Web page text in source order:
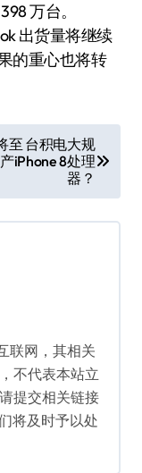
万台。
出货量将继续
的重心也将转
至 台积电大规
iPhone 8处理
器？
联网，其相关
不代表本站立
提交相关链接
将及时予以处